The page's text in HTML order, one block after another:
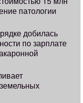
патологии
добилась
по зарплате